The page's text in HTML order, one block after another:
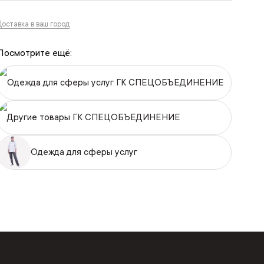
в ваш город
ещё:
Одежда для сферы услуг ГК СПЕЦОБЪЕДИНЕНИЕ
Другие товары ГК СПЕЦОБЪЕДИНЕНИЕ
Одежда для сферы услуг